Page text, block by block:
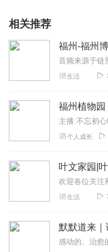
相关推荐
福州-福州
生活
福州植物园
主播:不忘初
个人成长
叶文家园|
生活
默默道来